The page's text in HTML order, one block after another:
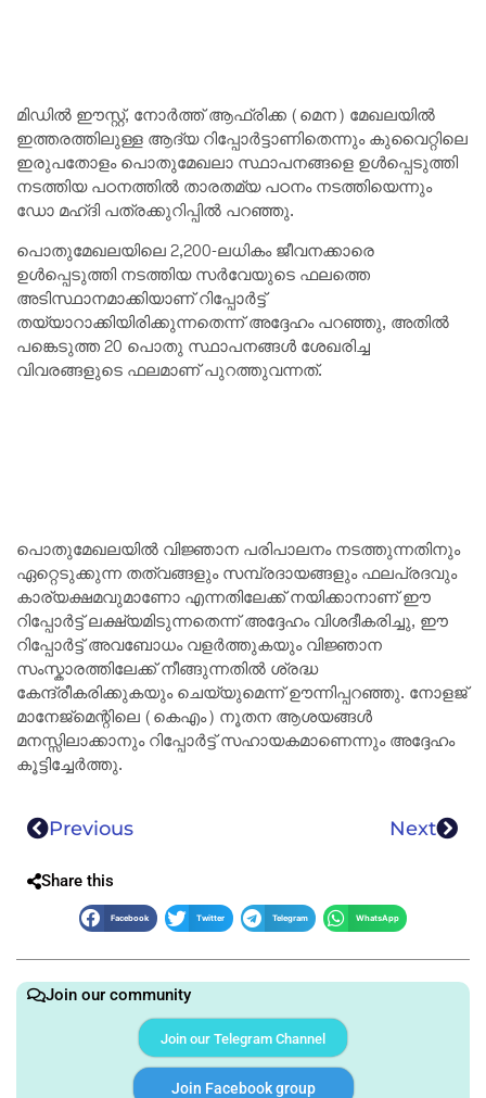
മിഡിൽ ഈസ്റ്റ്, നോർത്ത് ആഫ്രിക്ക (മെന) മേഖലയിൽ
ഇത്തരത്തിലുള്ള ആദ്യ റിപ്പോർട്ടാണിതെന്നും കുവൈറ്റിലെ
ഇരുപതോളം പൊതുമേഖലാ സ്ഥാപനങ്ങളെ ഉൾപ്പെടുത്തി
നടത്തിയ പഠനത്തിൽ താരതമ്യ പഠനം നടത്തിയെന്നും
ഡോ മഹ്ദി പത്രക്കുറിപ്പിൽ പറഞ്ഞു.
പൊതുമേഖലയിലെ 2,200-ലധികം ജീവനക്കാരെ
ഉൾപ്പെടുത്തി നടത്തിയ സർവേയുടെ ഫലത്തെ
അടിസ്ഥാനമാക്കിയാണ് റിപ്പോർട്ട്
തയ്യാറാക്കിയിരിക്കുന്നതെന്ന് അദ്ദേഹം പറഞ്ഞു, അതിൽ
പങ്കെടുത്ത 20 പൊതു സ്ഥാപനങ്ങൾ ശേഖരിച്ച
വിവരങ്ങളുടെ ഫലമാണ് പുറത്തുവന്നത്.
പൊതുമേഖലയിൽ വിജ്ഞാന പരിപാലനം നടത്തുന്നതിനും
ഏറ്റെടുക്കുന്ന തത്വങ്ങളും സമ്പ്രദായങ്ങളും ഫലപ്രദവും
കാര്യക്ഷമവുമാണോ എന്നതിലേക്ക് നയിക്കാനാണ് ഈ
റിപ്പോർട്ട് ലക്ഷ്യമിടുന്നതെന്ന് അദ്ദേഹം വിശദീകരിച്ചു, ഈ
റിപ്പോർട്ട് അവബോധം വളർത്തുകയും വിജ്ഞാന
സംസ്കാരത്തിലേക്ക് നീങ്ങുന്നതിൽ ശ്രദ്ധ
കേന്ദ്രീകരിക്കുകയും ചെയ്യുമെന്ന് ഊന്നിപ്പറഞ്ഞു. നോളജ്
മാനേജ്‌മെന്റിലെ (കെഎം) നൂതന ആശയങ്ങൾ
മനസ്സിലാക്കാനും റിപ്പോർട്ട് സഹായകമാണെന്നും അദ്ദേഹം
കൂട്ടിച്ചേർത്തു.
Previous Next
Share this
Facebook Twitter Telegram WhatsApp
Join our community
Join our Telegram Channel
Join Facebook group